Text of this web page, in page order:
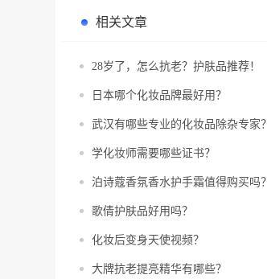
相关文章
28岁了，怎么抗老？护肤品推荐！
日本哪个化妆品牌最好用？
武汉有哪些专业的化妆品除杂专家？
学化妆师需要哪些证书？
泊诗蔻香氛香水护手霜值得购买吗？
歌倩护肤品好用吗？
化妆后变身天使视频？
大牌抗老提亮精华有哪些？